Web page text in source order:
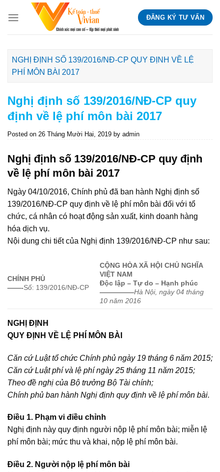
ĐĂNG KÝ TƯ VẤN
NGHỊ ĐỊNH SỐ 139/2016/NĐ-CP QUY ĐỊNH VỀ LỆ
PHÍ MÔN BÀI 2017
Nghị định số 139/2016/NĐ-CP quy
định về lệ phí môn bài 2017
Posted on 26 Tháng Mười Hai, 2019 by admin
Nghị định số 139/2016/NĐ-CP quy định
về lệ phí môn bài 2017
Ngày 04/10/2016, Chính phủ đã ban hành Nghị định số
139/2016/NĐ-CP quy định về lệ phí môn bài đối với tổ
chức, cá nhân có hoạt động sản xuất, kinh doanh hàng
hóa dịch vụ.
Nội dung chi tiết của Nghị định 139/2016/NĐ-CP như sau:
CHÍNH PHỦ
——-Số: 139/2016/NĐ-CP
CỘNG HÒA XÃ HỘI CHỦ NGHĨA
VIỆT NAM
Độc lập – Tự do – Hạnh phúc
—————Hà Nội, ngày 04 tháng
10 năm 2016
NGHỊ ĐỊNH
QUY ĐỊNH VỀ LỆ PHÍ MÔN BÀI
Căn cứ Luật tổ chức Chính phủ ngày 19 tháng 6 năm 2015;
Căn cứ Luật phí và lệ phí ngày 25 tháng 11 năm 2015;
Theo đề nghị của Bộ trưởng Bộ Tài chính;
Chính phủ ban hành Nghị định quy định về lệ phímôn bài.
Điều 1. Phạm vi điều chỉnh
Nghị định này quy định người nộp lệ phí môn bài; miễn lệ
phí môn bài; mức thu và khai, nộp lệ phí môn bài.
Điều 2. Người nộp lệ phí môn bài